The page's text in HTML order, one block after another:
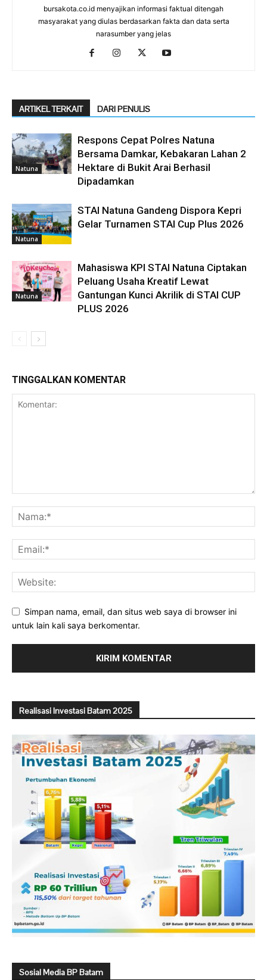
bursakota.co.id menyajikan informasi faktual ditengah
masyarakat yang diulas berdasarkan fakta dan data serta
narasumber yang jelas
ARTIKEL TERKAIT DARI PENULIS
Natuna
Respons Cepat Polres Natuna
Bersama Damkar, Kebakaran Lahan 2
Hektare di Bukit Arai Berhasil
Dipadamkan
Natuna
STAI Natuna Gandeng Dispora Kepri
Gelar Turnamen STAI Cup Plus 2026
Natuna
Mahasiswa KPI STAI Natuna Ciptakan
Peluang Usaha Kreatif Lewat
Gantungan Kunci Akrilik di STAI CUP
PLUS 2026
TINGGALKAN KOMENTAR
Simpan nama, email, dan situs web saya di browser ini
untuk lain kali saya berkomentar.
Realisasi Investasi Batam 2025
Sosial Media BP Batam